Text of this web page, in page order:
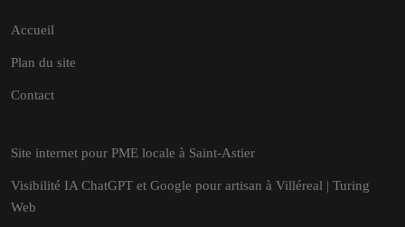
Accueil
Plan du site
Contact
Site internet pour PME locale à Saint-Astier
Visibilité IA ChatGPT et Google pour artisan à Villéreal | Turing
Web